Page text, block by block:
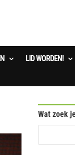
LID WORDEN!
Wat zoek